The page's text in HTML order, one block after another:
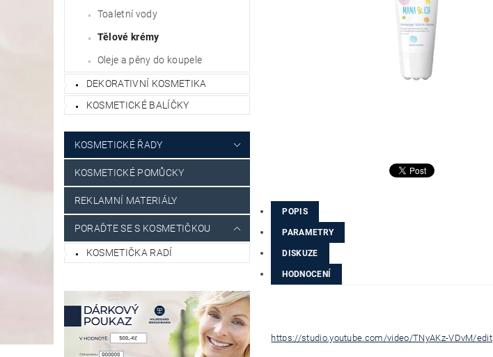
Toaletní vody
Tělové krémy
Oleje a pěny do koupele
DEKORATIVNÍ KOSMETIKA
KOSMETICKÉ BALÍČKY
KOSMETICKÉ ŘADY
KOSMETICKÉ POMŮCKY
REKLAMNÍ MATERIÁLY
PORAĎTE SE S KOSMETIČKOU
KOSMETIČKA RADÍ
POPIS
PARAMETRY
DISKUZE
HODNOCENÍ
https://studio.youtube.com/video/TNyAKz-VDvM/edit